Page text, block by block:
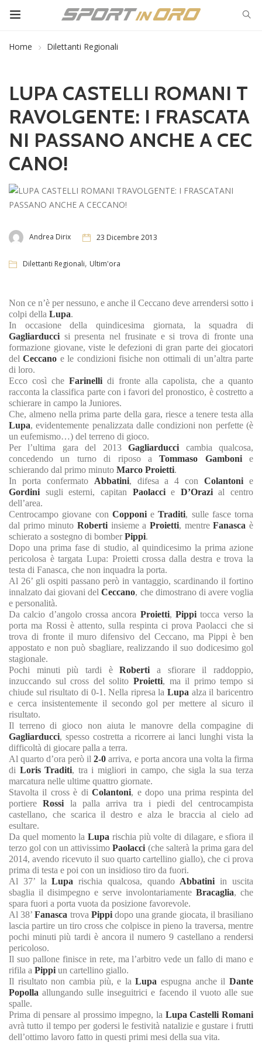
Home Dilettanti Regionali
LUPA CASTELLI ROMANI T
RAVOLGENTE: I FRASCATA
NI PASSANO ANCHE A CEC
CANO!
Andrea Dirix 23 Dicembre 2013
Dilettanti Regionali, Ultim'ora
Non ce n’è per nessuno, e anche il Ceccano deve arrendersi sotto i
colpi della Lupa.
In occasione della quindicesima giornata, la squadra di
Gagliarducci si presenta nel frusinate e si trova di fronte una
formazione giovane, viste le defezioni di gran parte dei giocatori
delCeccano e le condizioni fisiche non ottimali di un’altra parte
di loro.
Ecco così che Farinelli di fronte alla capolista, che a quanto
racconta la classifica parte con i favori del pronostico, è costretto a
schierare in campo la Juniores.
Che, almeno nella prima parte della gara, riesce a tenere testa alla
Lupa, evidentemente penalizzata dalle condizioni non perfette (è
un eufemismo…) del terreno di gioco.
Per l’ultima gara del 2013Gagliarducci cambia qualcosa,
concedendo un turno di riposo aTommaso Gambonie
schierando dal primo minuto Marco Proietti.
In porta confermato Abbatini, difesa a 4 conColantoni e
Gordini sugli esterni, capitan Paolaccie D’Orazial centro
dell’area.
Centrocampo giovane con CopponieTraditi, sulle fasce torna
dal primo minuto Roberti insieme a Proietti, mentreFanasca è
schierato a sostegno di bomberPippi.
Dopo una prima fase di studio, al quindicesimo la prima azione
pericolosa è targata Lupa: Proietti crossa dalla destra e trova la
testa di Fanasca, che non inquadra la porta.
Al 26’ gli ospiti passano però in vantaggio, scardinando il fortino
innalzato dai giovani delCeccano, che dimostrano di avere voglia
e personalità.
Da calcio d’angolo crossa ancora Proietti,Pippitocca verso la
porta ma Rossi è attento, sulla respinta ci prova Paolacci che si
trova di fronte il muro difensivo del Ceccano, ma Pippi è ben
appostato e non può sbagliare, realizzando il suo dodicesimo gol
stagionale.
Pochi minuti più tardi èRoberti a sfiorare il raddoppio,
inzuccando sul cross del solito Proietti, ma il primo tempo si
chiude sul risultato di 0-1. Nella ripresa laLupa alza il baricentro
e cerca insistentemente il secondo gol per mettere al sicuro il
risultato.
Il terreno di gioco non aiuta le manovre della compagine di
Gagliarducci, spesso costretta a ricorrere ai lanci lunghi vista la
difficoltà di giocare palla a terra.
Al quarto d’ora però il2-0 arriva, e porta ancora una volta la firma
di Loris Traditi, tra i migliori in campo, che sigla la sua terza
marcatura nelle ultime quattro giornate.
Stavolta il cross è diColantoni, e dopo una prima respinta del
portiereRossi la palla arriva tra i piedi del centrocampista
castellano, che scarica il destro e alza le braccia al cielo ad
esultare.
Da quel momento la Lupa rischia più volte di dilagare, e sfiora il
terzo gol con un attivissimoPaolacci (che salterà la prima gara del
2014, avendo ricevuto il suo quarto cartellino giallo), che ci prova
prima di testa e poi con un insidioso tiro da fuori.
Al 37’ laLupa rischia qualcosa, quando Abbatini in uscita
sbaglia il disimpegno e serve involontariamente Bracaglia, che
spara fuori a porta vuota da posizione favorevole.
Al 38’Fanasca trova Pippidopo una grande giocata, il brasiliano
lascia partire un tiro cross che colpisce in pieno la traversa, mentre
pochi minuti più tardi è ancora il numero 9 castellano a rendersi
pericoloso.
Il suo pallone finisce in rete, ma l’arbitro vede un fallo di mano e
rifila a Pippi un cartellino giallo.
Il risultato non cambia più, e laLupa espugna anche ilDante
Popollaallungando sulle inseguitrici e facendo il vuoto alle sue
spalle.
Prima di pensare al prossimo impegno, la Lupa Castelli Romani
avrà tutto il tempo per godersi le festività natalizie e gustare i frutti
dell’ottimo lavoro fatto in questi primi mesi della sua vita.